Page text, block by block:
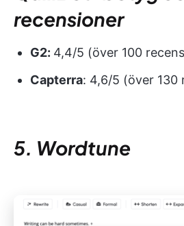
recensioner
G2: 4,4/5 (över 100
Capterra: 4,6/5 (över 130
5. Wordtune